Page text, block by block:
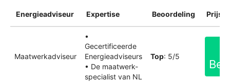
Energieadviseur Expertise Beoordeling
Maatwerkadviseur
•
Gecertificeerde
Energieadviseurs
• De maatwerk-
specialist van NL
Top: 5/5